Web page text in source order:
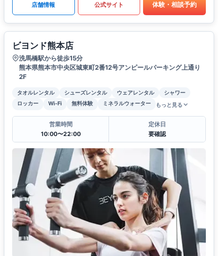
店舗情報 公式サイト 体験・相談予約
ビヨンド熊本店
洗馬橋駅から徒歩15分
熊本県熊本市中央区城東町2番12号アンピールパーキング上通り
2F
タオルレンタル シューズレンタル ウェアレンタル
シャワー
ロッカー
Wi-Fi 無料体験 ミネラルウォーター もっと見る
営業時間
10:00〜22:00
定休日
要確認